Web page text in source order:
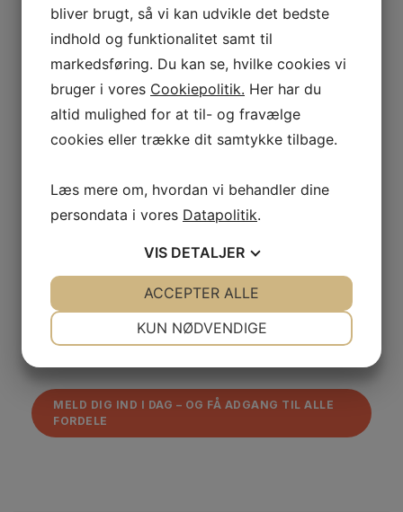
8. Billige lejeboliger for studerende
9. Nyhedsbreve fra Danske
Fodterapeuter
11. Job- og salgsunivers
10. Emblem til dimission
12. Adgang til kontraktunivers
MELD DIG IND I DAG – OG FÅ ADGANG TIL ALLE
FORDELE
bliver brugt, så vi kan udvikle det bedste
indhold og funktionalitet samt til
markedsføring. Du kan se, hvilke cookies vi
bruger i vores Cookiepolitik. Her har du
altid mulighed for at til- og fravælge
cookies eller trække dit samtykke tilbage.
Læs mere om, hvordan vi behandler dine
persondata i vores Datapolitik.
VIS DETALJER
NEJ JA
KUN NØDVENDIGE
ACCEPTER ALLE